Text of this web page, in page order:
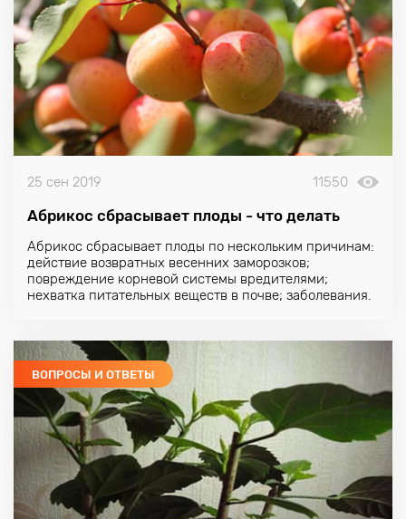
25 сен 2019 11550
Абрикос сбрасывает плоды - что делать
Абрикос сбрасывает плоды по нескольким причинам:
действие возвратных весенних заморозков;
повреждение корневой системы вредителями;
нехватка питательных веществ в почве; заболевания.
ВОПРОСЫ И ОТВЕТЫ